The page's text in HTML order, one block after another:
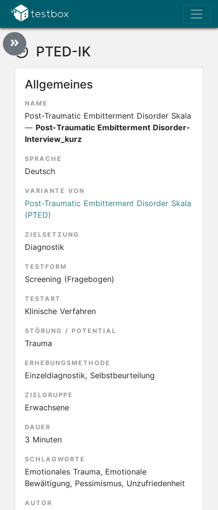
PTED-IK
Allgemeines
NAME
Post-Traumatic Embitterment Disorder Skala
— Post-Traumatic Embitterment Disorder-
Interview_kurz
SPRACHE
Deutsch
VARIANTE VON
Post-Traumatic Embitterment Disorder Skala
(PTED)
ZIELSETZUNG
Diagnostik
TESTFORM
Screening (Fragebogen)
TESTART
Klinische Verfahren
STÖRUNG / POTENTIAL
Trauma
ERHEBUNGSMETHODE
Einzeldiagnostik, Selbstbeurteilung
ZIELGRUPPE
Erwachsene
DAUER
3 Minuten
SCHLAGWORTE
Emotionales Trauma, Emotionale
Bewältigung, Pessimismus, Unzufriedenheit
AUTOR